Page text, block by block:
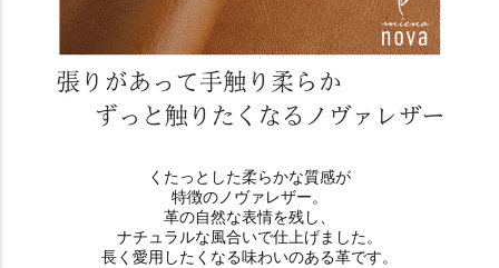
くたっとした柔らかな質感が
特徴のノヴァレザー。
革の自然な表情を残し、
ナチュラルな風合いで仕上げました。
長く愛用したくなる味わいのある革です。